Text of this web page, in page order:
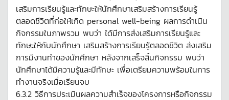
เสริมการเรียนรู้และทักษะให้นักศึกษาเสริมสร้างการเรียนรู้
ตลอดชีวิตที่ก่อให้เกิด personal well-being ผลการดำเนิน
กิจกรรมในภาพรวม พบว่า ได้มีการส่งเสริมการเรียนรู้และ
ทักษะให้กับนักศึกษา เสริมสร้างการเรียนรู้ตลอดชีวิต ส่งเสริม
การมีงานทำของนักศึกษา หลังจากเสร็จสิ้นกิจกรรม พบว่า
นักศึกษาได้มีความรู้และมีทักษะ เพื่อเตรียมความพร้อมในการ
ทำงานจริงเมื่อเรียนจบ
6.3.2 วิธีการประเมินผลความสำเร็จของโครงการหรือกิจกรรม